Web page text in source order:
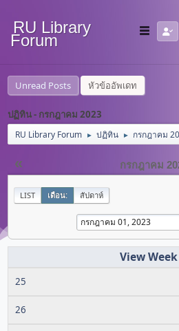
RU Library
Forum
Unread Posts หัวข้ออัพเดท
ปฏิทิน - กรกฎาคม 2023
RU Library Forum ► ปฏิทิน ► กรกฎาคม
« กรกฎาคม
LIST เดือน: สัปดาห์
25
26